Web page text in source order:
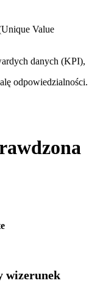
Value
danych (KPI),
odpowiedzialności.
wizerunek